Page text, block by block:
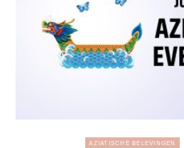
AZIATISCHE BELEVINGEN